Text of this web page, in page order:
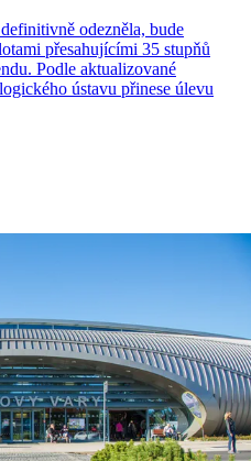
odezněla, bude
přesahujícími 35 stupňů
Podle aktualizované
ústavu přinese úlevu